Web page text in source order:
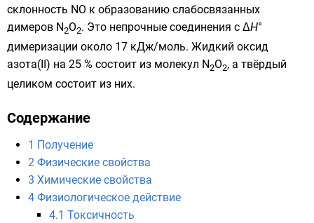
склонность NO к образованию слабосвязанных
димеров N2O2. Это непрочные соединения с ΔH°
димеризации около 17 кДж/моль. Жидкий оксид
азота(II) на 25 % состоит из молекул N2O2, а твёрдый
целиком состоит из них.
Содержание
1 Получение
2 Физические свойства
3 Химические свойства
4 Физиологическое действие
4.1 Токсичность